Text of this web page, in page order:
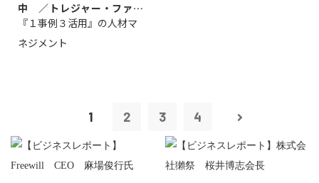
中 ／トレジャー・ファク
トリー社長野坂...
『１事例３活用』の人材マ
ネジメント
1 2 3 4